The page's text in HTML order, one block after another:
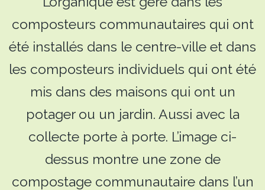
composteurs communautaires qui ont
été installés dans le centre-ville et dans
les composteurs individuels qui ont été
mis dans des maisons qui ont un
potager ou un jardin. Aussi avec la
collecte porte à porte. L’image ci-
dessus montre une zone de
compostage communautaire dans l’un